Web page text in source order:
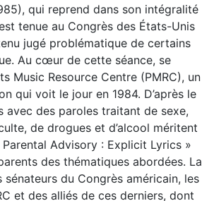
qui reprend dans son intégralité
tenue au Congrès des États-Unis
jugé problématique de certains
Au cœur de cette séance, se
Music Resource Centre (PMRC), un
qui voit le jour en 1984. D’après le
avec des paroles traitant de sexe,
de drogues et d’alcool méritent
Parental Advisory : Explicit Lyrics »
des thématiques abordées. La
sénateurs du Congrès américain, les
et des alliés de ces derniers, dont